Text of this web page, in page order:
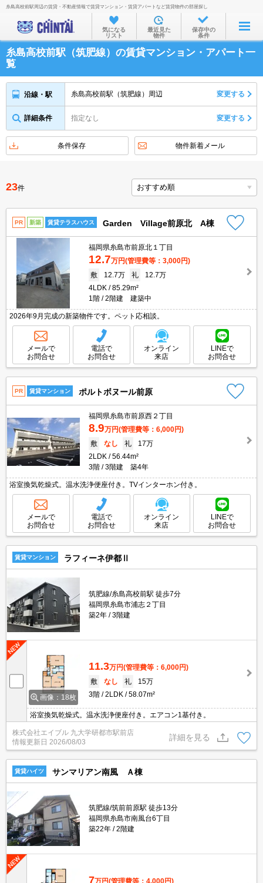
お部屋を探す
沿線・駅から
住所から
家賃相場から
不動産会社から
糸島高校前駅周辺の賃貸・不動産情報で賃貸マンション・賃貸アパートなど賃貸物件の部屋探し
気になる
リスト
最近見た
物件
保存中の
条件
糸島高校前駅（筑肥線）の賃貸マンション・アパート一
覧
沿線・駅 糸島高校前駅（筑肥線）周辺 変更する
詳細条件 指定なし 変更する
条件保存 物件新着メール
23件
PR 新築 賃貸テラスハウス Garden Village前原北 A棟
福岡県糸島市前原北１丁目
12.7万円(管理費等：3,000円)
敷
12.7万 礼
12.7万
4LDK
85.29m²
1階
2階建 建築中
2026年9月完成の新築物件です。ペット応相談。
メールで
お問合せ
電話で
お問合せ
オンライン
来店
LINEで
お問合せ
PR 賃貸マンション ポルトボヌール前原
福岡県糸島市前原西２丁目
8.9万円(管理費等：6,000円)
敷
なし 礼
17万
2LDK
56.44m²
3階
3階建 築4年
浴室換気乾燥式。温水洗浄便座付き。TVインターホン付き。
メールで
お問合せ
電話で
お問合せ
オンライン
来店
LINEで
お問合せ
賃貸マンション ラフィーネ伊都Ⅱ
筑肥線/糸島高校前駅 徒歩7分
福岡県糸島市浦志２丁目
築2年
3階建
画像：18枚
11.3万円(管理費等：6,000円)
敷
なし 礼
15万
3階
2LDK 58.07m²
浴室換気乾燥式。温水洗浄便座付き。エアコン1基付き。
株式会社エイブル 九大学研都市駅前店
情報更新日 2026/08/03
詳細を見る
賃貸ハイツ サンマリアン南風 Ａ棟
筑肥線/筑前前原駅 徒歩13分
福岡県糸島市南風台6丁目
築22年
2階建
7万円(管理費等：4,000円)